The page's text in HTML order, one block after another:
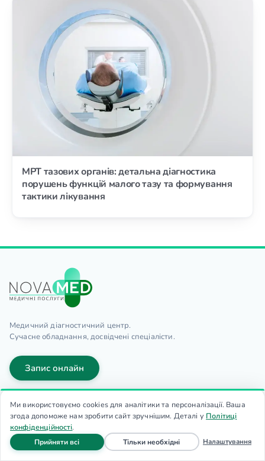
Головна Запис Дзвінок
МРТ тазових органів: детальна діагностика
порушень функцій малого тазу та формування
тактики лікування
Медичний діагностичний центр.
Сучасне обладнання, досвідчені спеціалісти.
Запис онлайн
(050) 437-77-29
7:00-23:00
Контакти
Ми використовуємо cookies для аналітики та персоналізації. Ваша
згода допоможе нам зробити сайт зручнішим. Деталі у Політиці
конфіденційності.
Прийняти всіфайли cookieТільки необхідніфайли cookieНалаштування